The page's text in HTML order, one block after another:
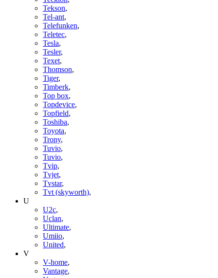
Tekson,
Tel-ant,
Telefunken,
Teletec,
Tesla,
Tesler,
Texet,
Thomson,
Tiger,
Timberk,
Top box,
Topdevice,
Topfield,
Toshiba,
Toyota,
Trony,
Tuvio,
Tuvio,
Tvip,
Tvjet,
Tvstar,
Tvt (skyworth),
U
U2c,
Uclan,
Ultimate,
Umiio,
United,
V
V-home,
Vantage,